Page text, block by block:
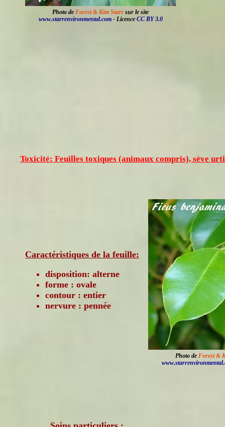
Photo de Forest & Kim Starr sur le site
www.starrenvironmental.com- Licence CC BY 3.0
Toxicité: Feuilles toxiques (animaux compris), sève
Photo de Forest &
Caractéristiques de la feuille:
disposition: alterne
forme : ovale
contour : entier
nervure : pennée